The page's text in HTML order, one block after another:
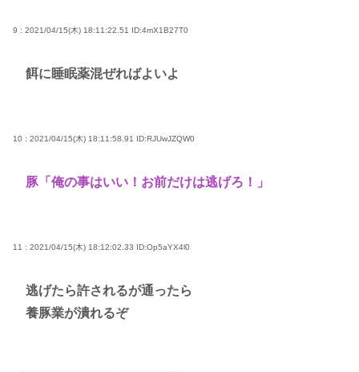
9 : 2021/04/15(木) 18:11:22.51 ID:4mX1B27T0
餌に睡眠薬混ぜればよいよ
10 : 2021/04/15(木) 18:11:58.91 ID:RJUwJZQW0
豚「俺の事はいい！お前だけは逃げろ！」
11 : 2021/04/15(木) 18:12:02.33 ID:Op5aYX4l0
逃げたら許されるが通ったら
養豚業が潰れるぞ